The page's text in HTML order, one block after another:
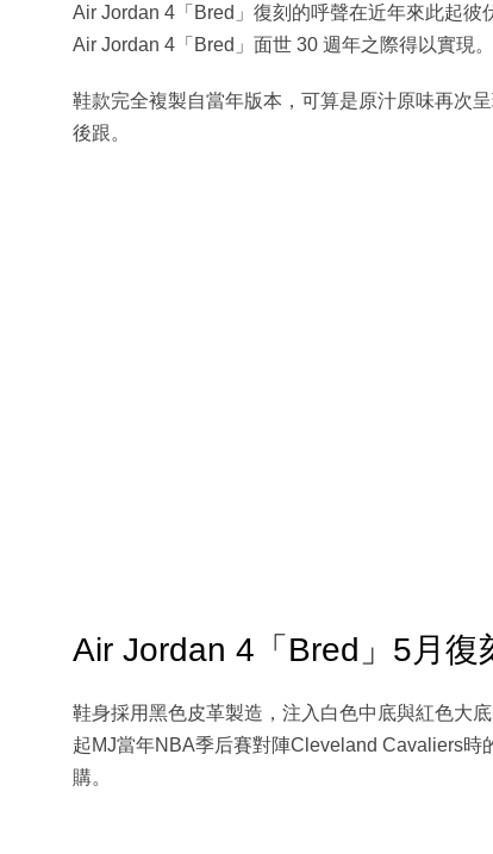
Air Jordan 4「Bred」復刻的呼聲在近年來此起
Air Jordan 4「Bred」面世 30 週年之際得以實現。
鞋款完全複製自當年版本，可算是原汁原味再次
後跟。
Air Jordan 4「Bred」5月復
鞋身採用黑色皮革製造，注入白色中底與紅色大
起MJ當年NBA季后賽對陣Cleveland Cavaliers
購。